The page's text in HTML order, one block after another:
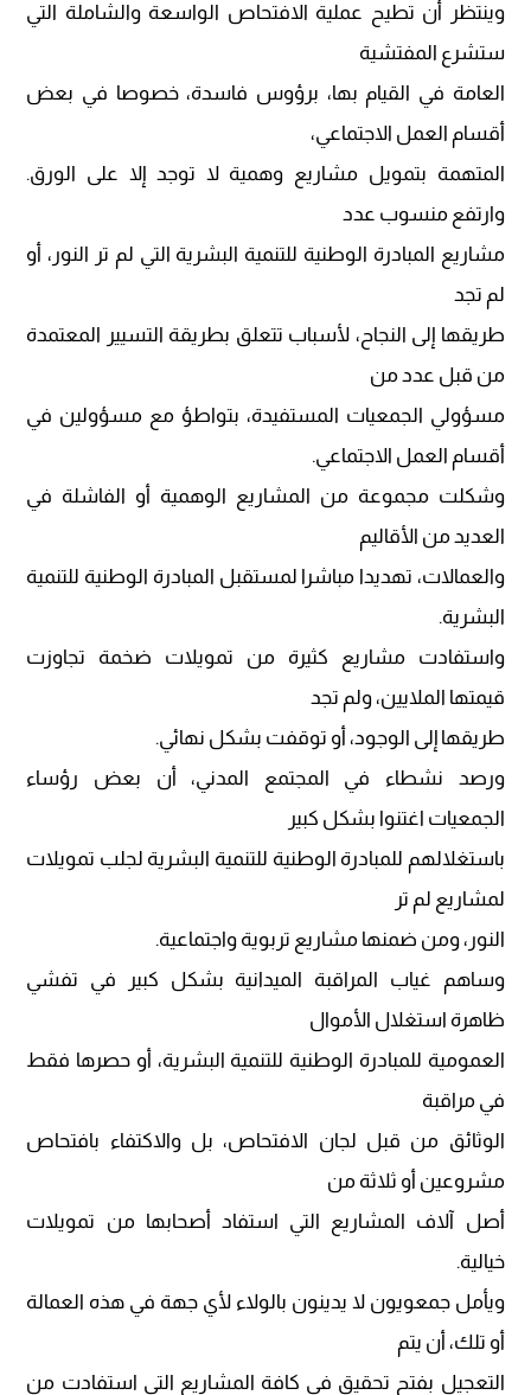
وينتظر أن تطيح عملية الافتحاص الواسعة والشاملة التي
ستشرع المفتشية
العامة في القيام بها، برؤوس فاسدة، خصوصا في بعض
أقسام العمل الاجتماعي،
المتهمة بتمويل مشاريع وهمية لا توجد إلا على الورق.
وارتفع منسوب عدد
مشاريع المبادرة الوطنية للتنمية البشرية التي لم تر النور، أو
لم تجد
طريقها إلى النجاح، لأسباب تتعلق بطريقة التسيير المعتمدة
من قبل عدد من
مسؤولي الجمعيات المستفيدة، بتواطؤ مع مسؤولين في
أقسام العمل الاجتماعي.
وشكلت مجموعة من المشاريع الوهمية أو الفاشلة في
العديد من الأقاليم
والعمالات، تهديدا مباشرا لمستقبل المبادرة الوطنية للتنمية
البشرية.
واستفادت مشاريع كثيرة من تمويلات ضخمة تجاوزت
قيمتها الملايين، ولم تجد
طريقها إلى الوجود، أو توقفت بشكل نهائي.
ورصد نشطاء في المجتمع المدني، أن بعض رؤساء
الجمعيات اغتنوا بشكل كبير
باستغلالهم للمبادرة الوطنية للتنمية البشرية لجلب تمويلات
لمشاريع لم تر
النور، ومن ضمنها مشاريع تربوية واجتماعية.
وساهم غياب المراقبة الميدانية بشكل كبير في تفشي
ظاهرة استغلال الأموال
العمومية للمبادرة الوطنية للتنمية البشرية، أو حصرها فقط
في مراقبة
الوثائق من قبل لجان الافتحاص، بل والاكتفاء بافتحاص
مشروعين أو ثلاثة من
أصل آلاف المشاريع التي استفاد أصحابها من تمويلات
خيالية.
ويأمل جمعويون لا يدينون بالولاء لأي جهة في هذه العمالة
أو تلك، أن يتم
التعجيل بفتح تحقيق في كافة المشاريع التي استفادت من